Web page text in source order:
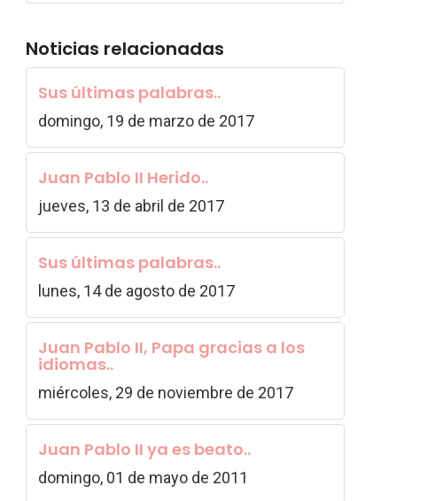
Noticias relacionadas
Sus últimas palabras..
domingo, 19 de marzo de 2017
Juan Pablo II Herido..
jueves, 13 de abril de 2017
Sus últimas palabras..
lunes, 14 de agosto de 2017
Juan Pablo II, Papa gracias a los
idiomas..
miércoles, 29 de noviembre de 2017
Juan Pablo II ya es beato..
domingo, 01 de mayo de 2011